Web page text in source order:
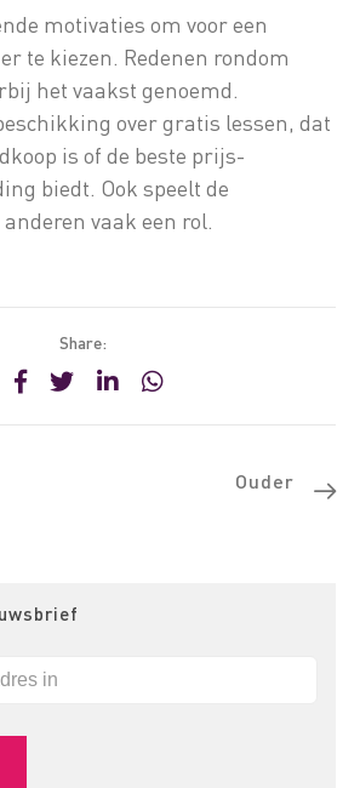
motivaties om voor een
te kiezen. Redenen rondom
het vaakst genoemd.
over gratis lessen, dat
is of de beste prijs-
biedt. Ook speelt de
vaak een rol.
Share:
Ouder